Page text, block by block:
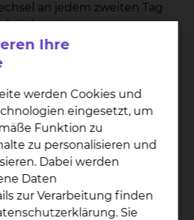
an jedem zweiten Tag
jederzeit
der persönlichen
innerhalb 24
(sofern
Mit der Auswahl und
unserer Speisen
Ihrem Wohlbefinden
Ihnen eine Auswahl an
und
Im Rahmen von
Ihre
werden Cookies und
eingesetzt, um
Funktion zu
zu personalisieren und
Dabei werden
Daten
zur Verarbeitung finden
Sie